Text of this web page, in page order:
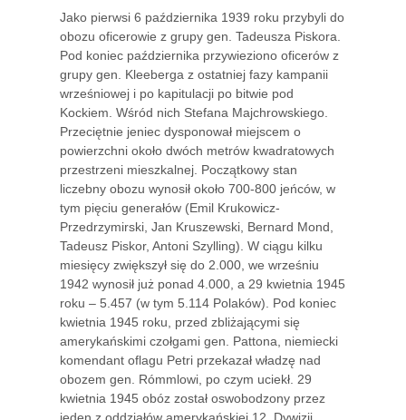
Jako pierwsi 6 października 1939 roku przybyli do
obozu oficerowie z grupy gen. Tadeusza Piskora.
Pod koniec października przywieziono oficerów z
grupy gen. Kleeberga z ostatniej fazy kampanii
wrześniowej i po kapitulacji po bitwie pod
Kockiem. Wśród nich Stefana Majchrowskiego.
Przeciętnie jeniec dysponował miejscem o
powierzchni około dwóch metrów kwadratowych
przestrzeni mieszkalnej. Początkowy stan
liczebny obozu wynosił około 700-800 jeńców, w
tym pięciu generałów (Emil Krukowicz-
Przedrzymirski, Jan Kruszewski, Bernard Mond,
Tadeusz Piskor, Antoni Szylling). W ciągu kilku
miesięcy zwiększył się do 2.000, we wrześniu
1942 wynosił już ponad 4.000, a 29 kwietnia 1945
roku – 5.457 (w tym 5.114 Polaków). Pod koniec
kwietnia 1945 roku, przed zbliżającymi się
amerykańskimi czołgami gen. Pattona, niemiecki
komendant oflagu Petri przekazał władzę nad
obozem gen. Rómmlowi, po czym uciekł. 29
kwietnia 1945 obóz został oswobodzony przez